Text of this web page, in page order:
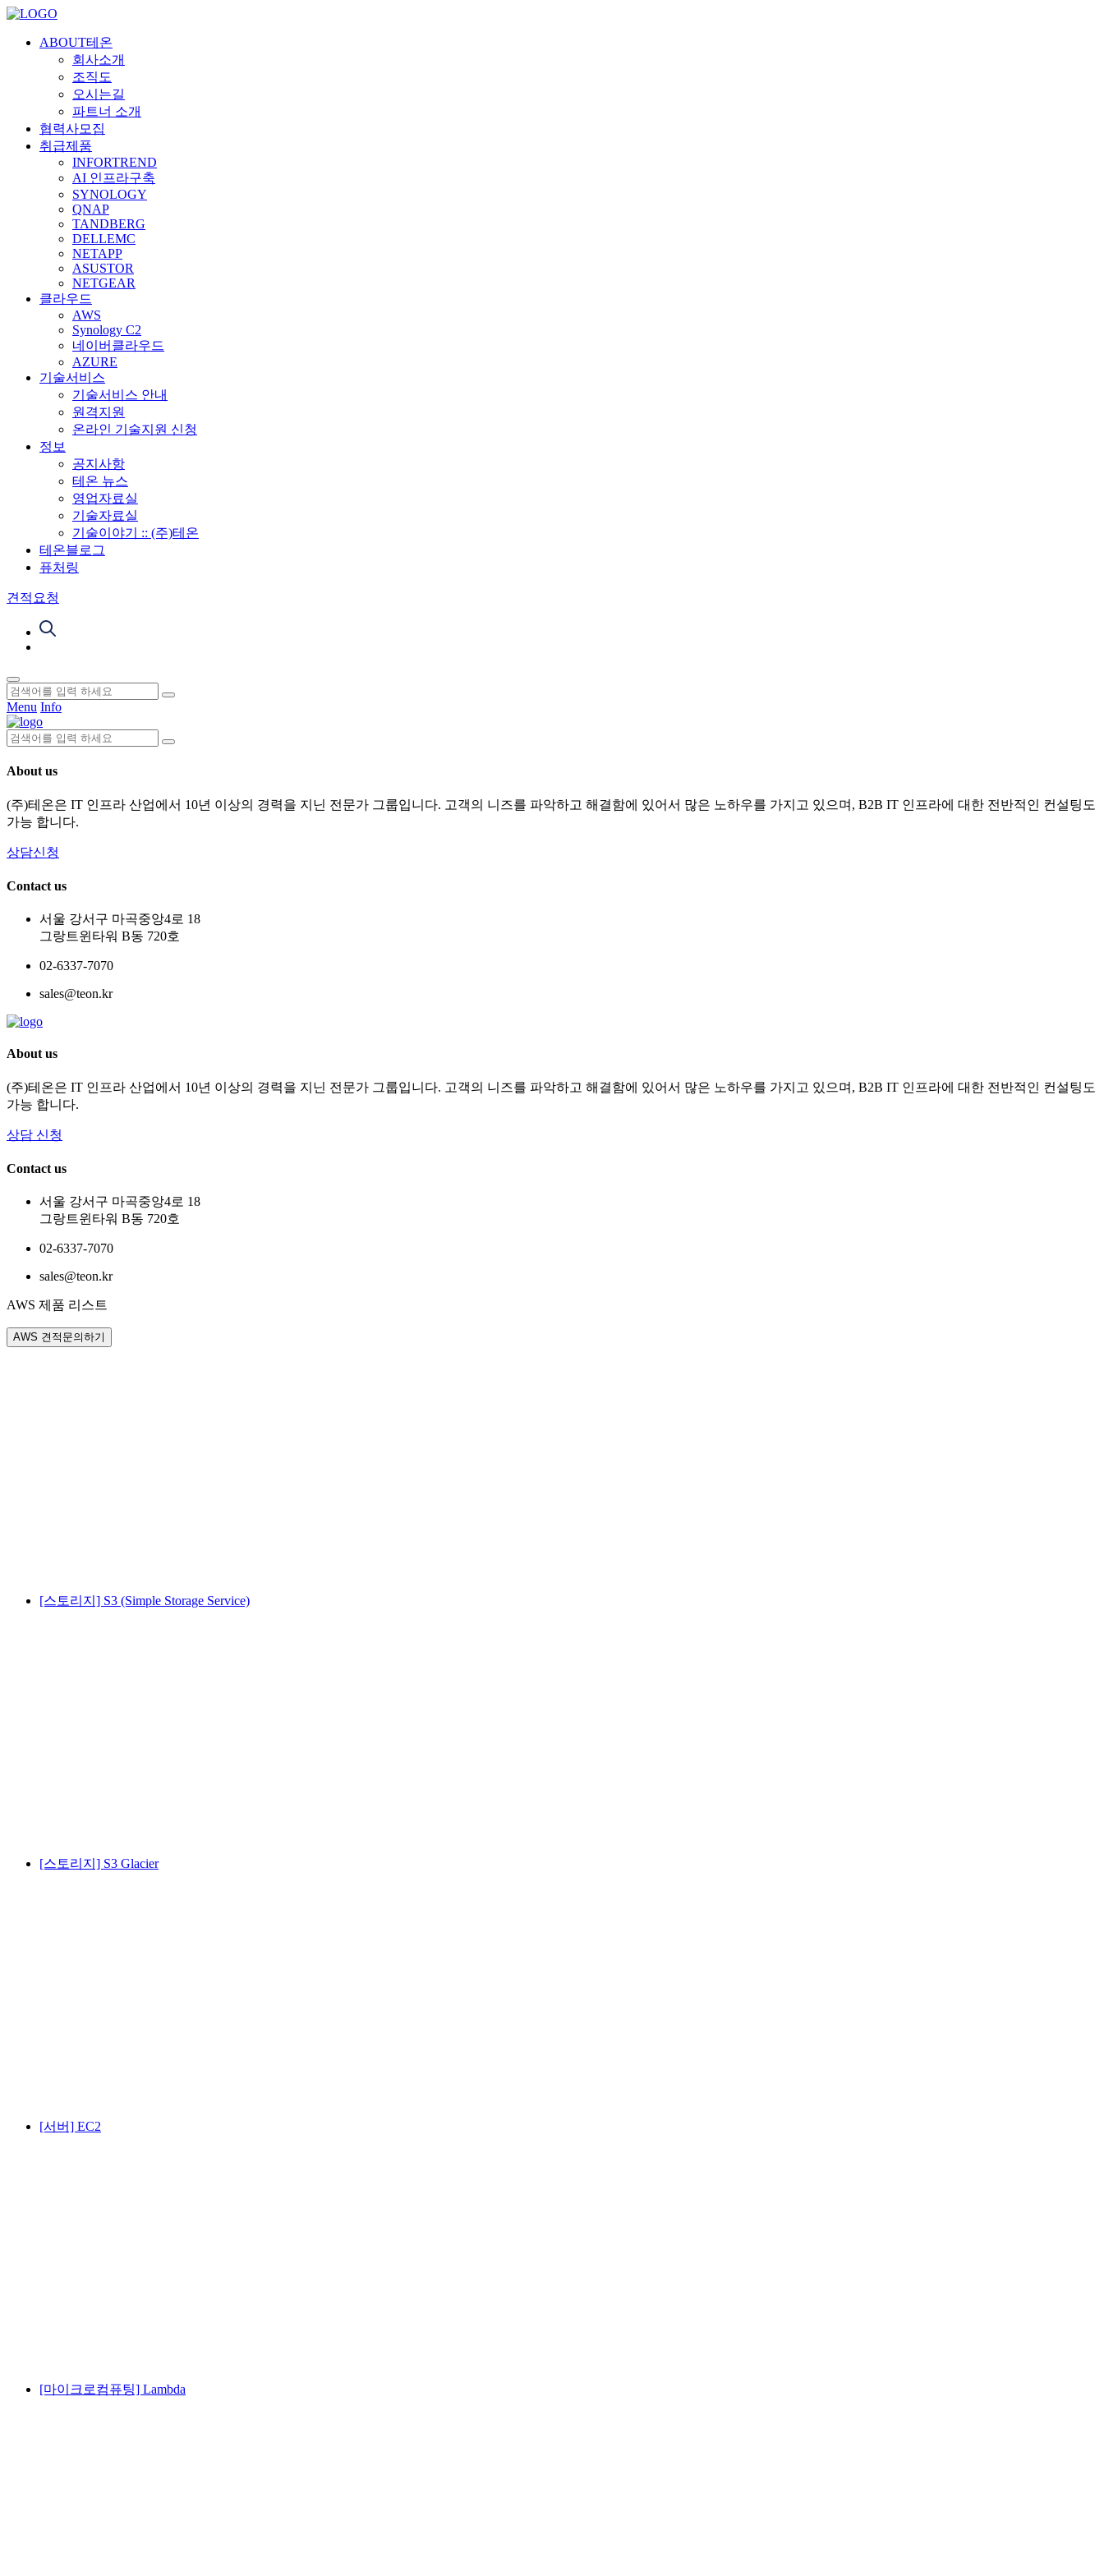
ABOUT테온
회사소개
조직도
오시는길
파트너 소개
협력사모집
취급제품
INFORTREND
AI 인프라구축
SYNOLOGY
QNAP
TANDBERG
DELLEMC
NETAPP
ASUSTOR
NETGEAR
클라우드
AWS
Synology C2
네이버클라우드
AZURE
기술서비스
기술서비스 안내
원격지원
온라인 기술지원 신청
정보
공지사항
테온 뉴스
영업자료실
기술자료실
기술이야기 :: (주)테온
테온블로그
퓨처링
견적요청
Menu Info
About us
(주)테온은 IT 인프라 산업에서 10년 이상의 경력을 지닌 전문가 그룹입니다. 고객의 니즈를 파악하고 해결함에 있어서 많은 노하우를 가지고 있으며, B2B IT 인프라에 대한 전반적인 컨설팅도
가능 합니다.
상담신청
Contact us
서울 강서구 마곡중앙4로 18
그랑트윈타워 B동 720호
02-6337-7070
sales@teon.kr
About us
(주)테온은 IT 인프라 산업에서 10년 이상의 경력을 지닌 전문가 그룹입니다. 고객의 니즈를 파악하고 해결함에 있어서 많은 노하우를 가지고 있으며, B2B IT 인프라에 대한 전반적인 컨설팅도
가능 합니다.
상담 신청
Contact us
서울 강서구 마곡중앙4로 18
그랑트윈타워 B동 720호
02-6337-7070
sales@teon.kr
AWS 제품 리스트
AWS 견적문의하기
[스토리지] S3 (Simple Storage Service)
[스토리지] S3 Glacier
[서버] EC2
[마이크로컴퓨팅] Lambda